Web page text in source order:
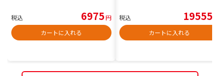
税込 6975円
カートに入れる
税込 19555
カートに入れる